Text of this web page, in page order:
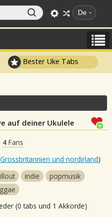
De
Bester Uke Tabs
auf deiner Ukulele
4 Fans
Grossbritannien und nordirland)
indie
popmusik
(0 tabs und 1 Akkorde)